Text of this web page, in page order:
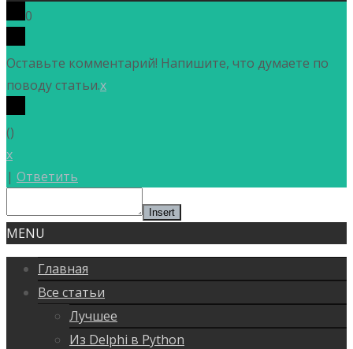
0
Оставьте комментарий! Напишите, что думаете по
поводу статьи.x
()
x
| Ответить
Insert
MENU
Главная
Все статьи
Лучшее
Из Delphi в Python